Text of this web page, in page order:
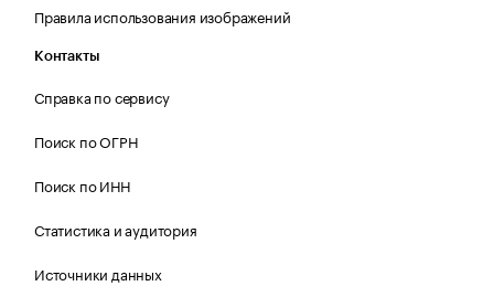
Правила использования изображений
Контакты
Справка по сервису
Поиск по ОГРН
Поиск по ИНН
Статистика и аудитория
Источники данных